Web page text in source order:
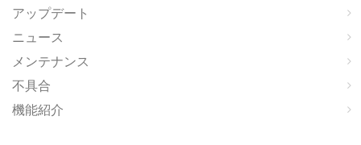
アップデート
ニュース
メンテナンス
不具合
機能紹介